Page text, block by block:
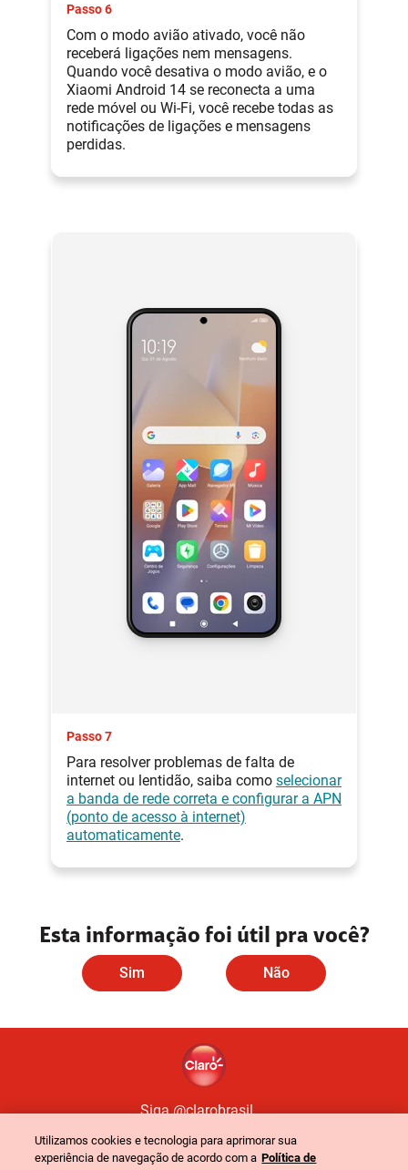
Passo 6
Com o modo avião ativado, você não
receberá ligações nem mensagens.
Quando você desativa o modo avião, e o
Xiaomi Android 14 se reconecta a uma
rede móvel ou Wi-Fi, você recebe todas as
notificações de ligações e mensagens
perdidas.
Passo 7
Para resolver problemas de falta de
internet ou lentidão, saiba como selecionar
a banda de rede correta e configurar a APN
(ponto de acesso à internet)
automaticamente.
Esta informação foi útil pra você?
Sim Não
Siga @clarobrasil
Utilizamos cookies e tecnologia para aprimorar sua
experiência de navegação de acordo com a Política de